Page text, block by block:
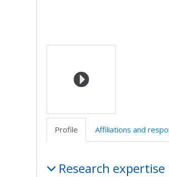
Media
Profile Affiliations and
Research expertise